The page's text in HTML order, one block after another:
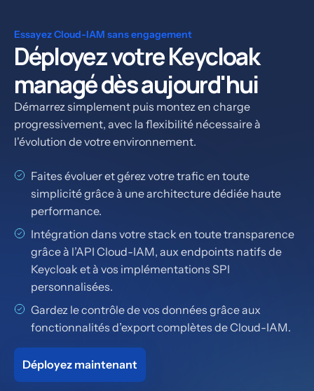
Essayez Cloud-IAM sans engagement
Déployez votre Keycloak
managé dès aujourd'hui
Démarrez simplement puis montez en charge
progressivement, avec la flexibilité nécessaire à
l'évolution de votre environnement.
Faites évoluer et gérez votre trafic en toute
simplicité grâce à une architecture dédiée haute
performance.
Intégration dans votre stack en toute transparence
grâce à l’API Cloud-IAM, aux endpoints natifs de
Keycloak et à vos implémentations SPI
personnalisées.
Gardez le contrôle de vos données grâce aux
fonctionnalités d’export complètes de Cloud-IAM.
Déployez maintenant